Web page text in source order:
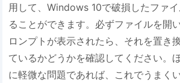
用して、Windows 10で破損したファ
ることができます。必ずファイルを開
ロンプトが表示されたら、それを置き
ているかどうかを確認してください。
に軽微な問題であれば、これでうまくい